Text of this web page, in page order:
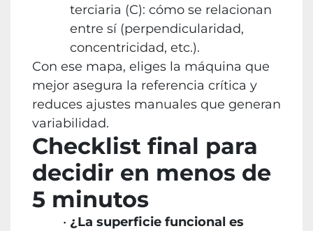
terciaria (C): cómo se relacionan
entre sí (perpendicularidad,
concentricidad, etc.).
Con ese mapa, eliges la máquina que
mejor asegura la referencia crítica y
reduces ajustes manuales que generan
variabilidad.
Checklist final para
decidir en menos de
5 minutos
¿La superficie funcional es